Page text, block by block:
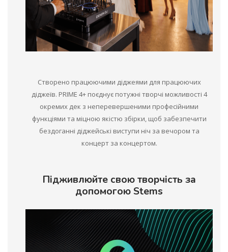
Створено працюючими діджеями для працюючих
діджеїв. PRIME 4+ поєднує потужні творчі можливості 4
окремих дек з неперевершеними професійними
функціями та міцною якістю збірки, щоб забезпечити
бездоганні діджейські виступи ніч за вечором та
концерт за концертом.
Підживлюйте свою творчість за
допомогою Stems